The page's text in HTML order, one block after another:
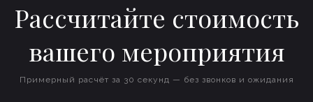
Рассчитайте стоимость
вашего мероприятия
Примерный расчёт за 30 секунд — без звонков и ожидания